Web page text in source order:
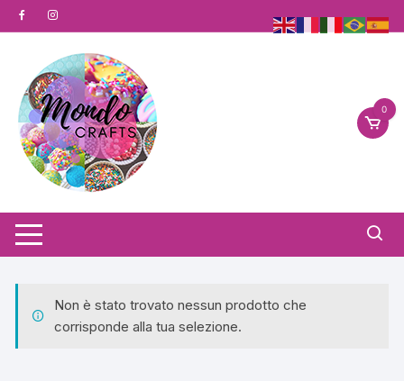
al
0
Non è stato trovato nessun prodotto che
corrisponde alla tua selezione.